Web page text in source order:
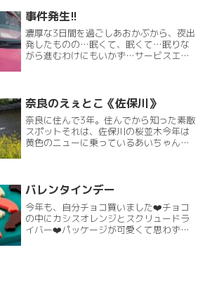
塗料が、一緒なのですRead More
事件発生!!
濃厚な3日間を過ごしあおかぶから、夜出
発したものの…眠くて、眠くて…眠りな
がら進むわけにもいかず…サービスエリ
詰まった)重たい鞄をRead More
奈良のえぇとこ《佐保川》
奈良に住んで3年。住んでから知った素敵
スポットそれは、佐保川の桜並木今年は
黄色のニューに乗っているあいちゃんと
す(⁠◍⁠Read More
バレンタインデー
今年も、自分チョコ買いました❤️チョコ
の中にカシスオレンジとスクリュードラ
イバー❤️パッケージが可愛くて思わず買